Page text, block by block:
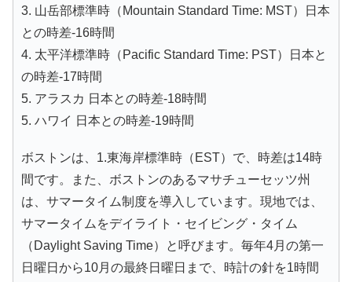
3. 山岳部標準時（Mountain Standard Time: MST）日本
との時差-16時間
4. 太平洋標準時（Pacific Standard Time: PST）日本と
の時差-17時間
5. アラスカ 日本との時差-18時間
5. ハワイ 日本との時差-19時間
ボストンは、1.東海岸標準時（EST）で、時差は14時
間です。また、ボストンのあるマサチューセッツ州
は、サマータイム制度を導入しています。現地では、
サマータイムをデイライト・セイビング・タイム
（Daylight Saving Time）と呼びます。毎年4月の第一
日曜日から10月の最終日曜日まで、時計の針を1時間